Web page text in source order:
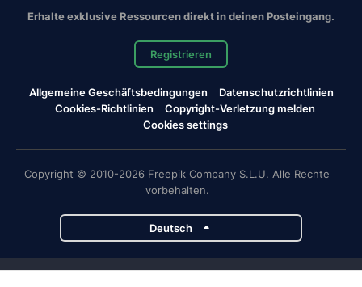
Erhalte exklusive Ressourcen direkt in deinen Posteingang.
Registrieren
Allgemeine Geschäftsbedingungen
Datenschutzrichtlinien
Cookies-Richtlinien
Copyright-Verletzung melden
Cookies settings
Copyright © 2010-2026 Freepik Company S.L.U. Alle Rechte
vorbehalten.
Deutsch